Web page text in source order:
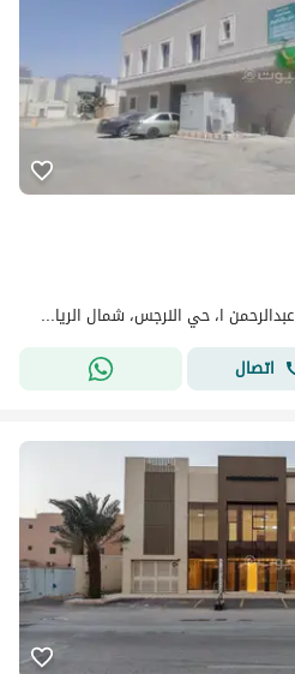
شارع الأمين المهندس عبدالله بن عبدالرحمن ا، حي النرجس، شمال الرياض، الرياض
اتصال